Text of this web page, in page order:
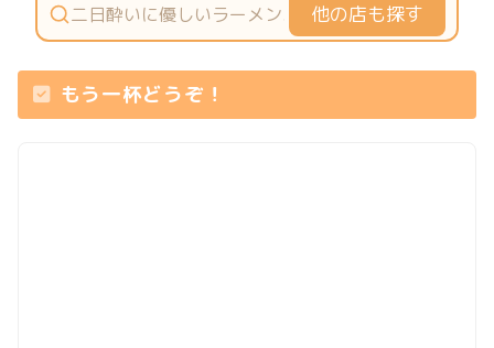
他の店も探す
もう一杯どうぞ！